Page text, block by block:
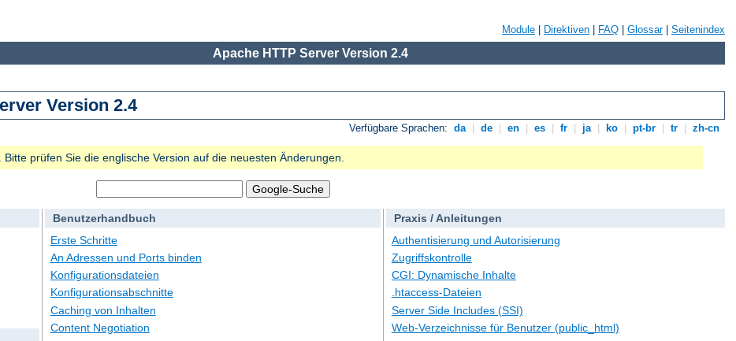
Module Direktiven FAQ Glossar| Seitenindex
Apache HTTP Server Version 2.4
Version 2.4
Verfügbare Sprachen: da de en es fr ja ko pt-br tr zh-cn
prüfen Sie die englische Version auf die neuesten Änderungen.
Benutzerhandbuch
Erste Schritte
An Adressen und Ports binden
Konfigurationsdateien
Konfigurationsabschnitte
Caching von Inhalten
Content Negotiation
Praxis / Anleitungen
Authentisierung und Autorisierung
Zugriffskontrolle
CGI: Dynamische Inhalte
.htaccess-Dateien
Server Side Includes (SSI)
Web-Verzeichnisse für Benutzer (public_html)